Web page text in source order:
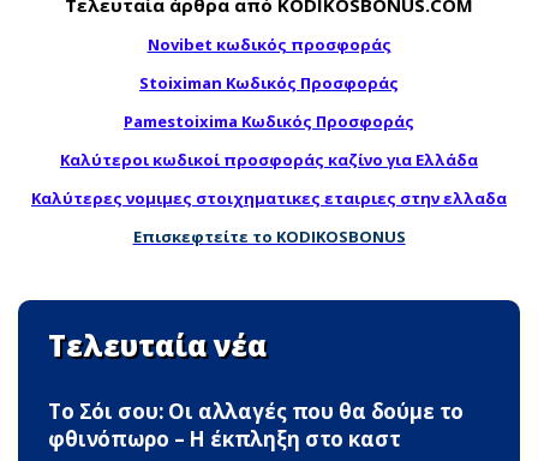
Τελευταία άρθρα από KODIKOSBONUS.COM
Novibet κωδικός προσφοράς
Stoiximan Κωδικός Προσφοράς
Pamestoixima Κωδικός Προσφοράς
Καλύτεροι κωδικοί προσφοράς καζίνο για Ελλάδα
Καλύτερες νομιμες στοιχηματικες εταιριες στην ελλαδα
Επισκεφτείτε το KODIKOSBONUS
Τελευταία νέα
Το Σόι σου: Οι αλλαγές που θα δούμε το
φθινόπωρο – Η έκπληξη στο καστ